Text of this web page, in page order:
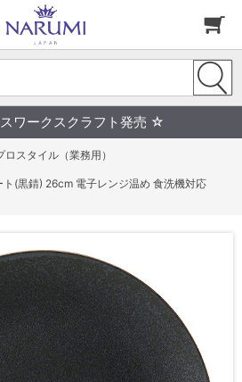
ワークスクラフト発売 ☆
ロスタイル（業務用）
(黒錆) 26cm 電子レンジ温め 食洗機対応